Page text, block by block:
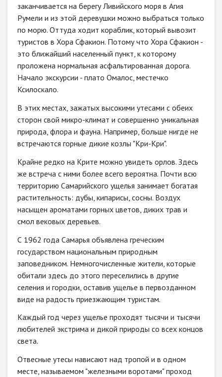
заканчивается на берегу Ливийского моря в Агия
Румели и из этой деревушки можно выбраться только
по морю. Оттуда ходит кораблик, который вывозит
туристов в Хора Сфакион. Потому что Хора Сфакион -
это ближайший населенный пункт, к которому
проложена нормальная асфальтированная дорога.
Начало экскурсии - плато Омалос, местечко
Ксилоскало.
В этих местах, зажатых высокими утесами с обеих
сторон свой микро-климат и совершенно уникальная
природа, флора и фауна. Например, больше нигде не
встречаются горные дикие козлы "Кри-Кри".
Крайне редко на Крите можно увидеть орлов. Здесь
же встреча с ними более всего вероятна. Почти всю
территорию Самарийского ущелья занимает богатая
растительность: дубы, кипарисы, сосны. Воздух
насыщен ароматами горных цветов, диких трав и
смол вековых деревьев.
С 1962 года Самарья объявлена греческим
государством национальным природным
заповедником. Немногочисленные жители, которые
обитали здесь до этого переселились в другие
селения и городки, оставив ущелье в первозданном
виде на радость приезжающим туристам.
Каждый год через ущелье проходят тысячи и тысячи
любителей экстрима и дикой природы со всех концов
света.
Отвесные утесы нависают над тропой и в одном
месте, называемом "железными воротами" проход